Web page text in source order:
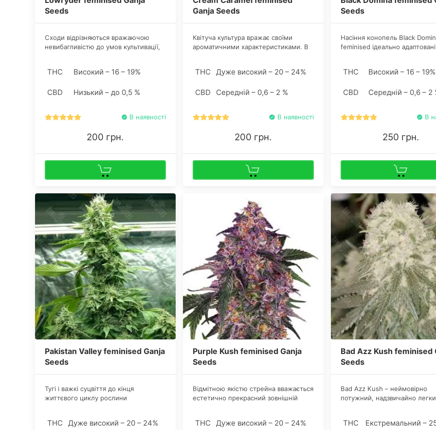
Seeds
Сходи відрізняються вражаючою
невибагливістю до умов культивації,
цвілі і гнилі.
THC Високий – 16 – 19%
CBD Низький – до 0,5 %
В наявності
200 грн.
Ganja Seeds
Квітуча культура вражає своїми
ароматичними характеристиками. В
THC Дуже високий – 20 – 24%
CBD Середній – 0,6 – 2 %
В наявності
200 грн.
Seeds
Насіння конопель Black
feminised ідеально
повітрі і теплиці. Рослини
стрес.
THC Високий – 16 – 19%
CBD Середній – 0,6 – 2
В
250 грн.
Pakistan Valley feminised Ganja
Seeds
Тугі і важкі суцвіття до кінця
життєвого циклу рослини
THC Дуже високий – 20 – 24%
Purple Kush feminised Ganja
Seeds
Відмітною якістю стрейна вважається
естетично прекрасний зовнішній
THC Дуже високий – 20 – 24%
Bad Azz Kush feminised
Seeds
Bad Azz Kush – неймовірно
потужний, надзвичайно
трилінійної селекції
THC Екстремальний –